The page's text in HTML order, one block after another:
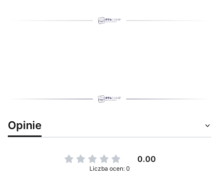
Opinie
0.00
Liczba ocen: 0